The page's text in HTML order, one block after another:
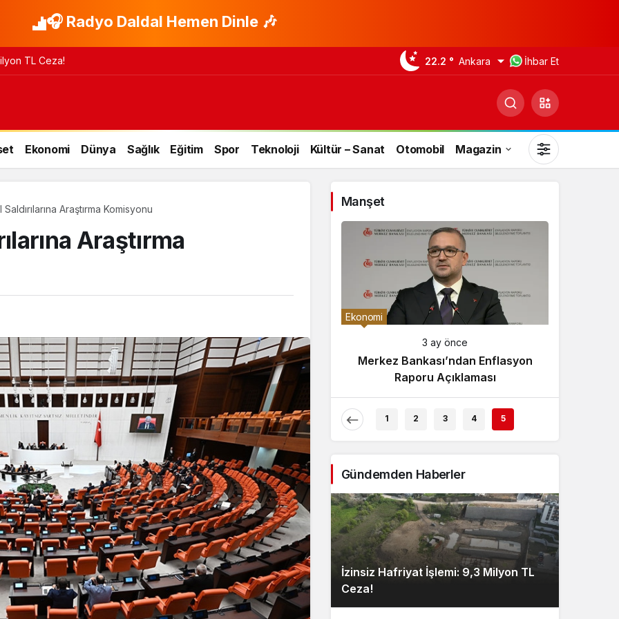
🎧 Radyo Daldal Hemen Dinle 🎶
TL Ceza! 22.2 ° Ankara İhbar Et
Ekonomi Dünya Sağlık Eğitim Spor Teknoloji Kültür – Sanat Otomobil Magazin
Gündüz Modu
Gündüz modunu seçin.
Gece Modu
Gece modunu seçin.
Sistem Modu
Sistem modunu seçin.
Araştırma Komisyonu
Araştırma
Manşet
Tartışması
3 ay önce
Çaykur Rizespor, Beşiktaş’ı
Ağırlıyor!
Ekonomi
3 ay önce
Merkez Bankası’ndan Enflasyon
Raporu Açıklaması
1 2 3 4 5
Gündemden Haberler
İzinsiz Hafriyat İşlemi: 9,3 Milyon TL
Ceza!